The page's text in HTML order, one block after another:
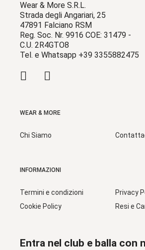
Wear & More S.R.L.
Strada degli Angariari, 25
47891 Falciano RSM
Reg. Soc. Nr. 9916 COE: 31479 -
C.U. 2R4GTO8
Tel. e Whatsapp +39 3355882475
WEAR & MORE
Chi Siamo
INFORMAZIONI
Termini e condizioni
Cookie Policy
Privacy
Resi e
Entra nel club e balla con